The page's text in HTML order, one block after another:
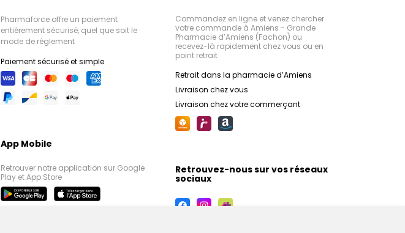
Pharmaforce offre un paiement
entièrement sécurisé, quel que soit le
mode de règlement
Paiement sécurisé et simple
App Mobile
Retrouver notre application sur Google
Play et App Store
Commandez en ligne et venez chercher
votre commande à Amiens - Grande
Pharmacie d’Amiens (Fachon) ou
recevez-là rapidement chez vous ou en
point retrait
Retrait dans la pharmacie d’Amiens
Livraison chez vous
Livraison chez votre commerçant
Retrouvez-nous sur vos réseaux
sociaux